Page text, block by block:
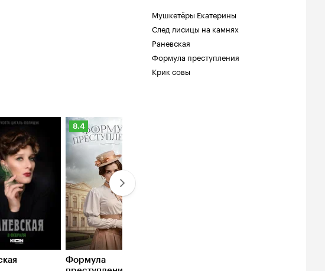
Мушкетёры Екатерины
След лисицы на камнях
Раневская
Формула преступления
Крик совы
Рейтинг
Кинопоиска
8.4
8.4
Формула